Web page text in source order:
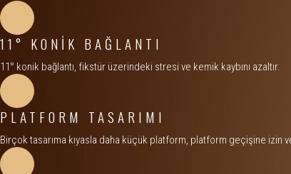
11° KONİK BAĞLANTI
11° konik bağlantı, fikstür üzerindeki stresi ve kemik kaybını azaltır.
PLATFORM TASARIMI
Birçok tasarıma kıyasla daha küçük platform, platform geçişine izin